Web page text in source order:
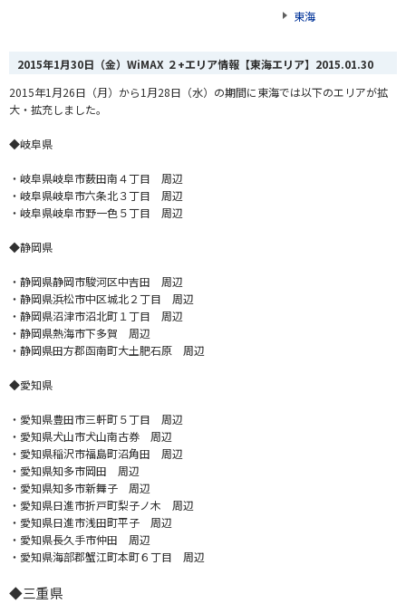
東海
2015年1月30日（金）WiMAX ２+エリア情報【東海エリア】 2015.01.30
2015年1月26日（月）から1月28日（水）の期間に東海では以下のエリアが拡
大・拡充しました。
◆岐阜県
・岐阜県岐阜市薮田南４丁目 周辺
・岐阜県岐阜市六条北３丁目 周辺
・岐阜県岐阜市野一色５丁目 周辺
◆静岡県
・静岡県静岡市駿河区中吉田 周辺
・静岡県浜松市中区城北２丁目 周辺
・静岡県沼津市沼北町１丁目 周辺
・静岡県熱海市下多賀 周辺
・静岡県田方郡函南町大土肥石原 周辺
◆愛知県
・愛知県豊田市三軒町５丁目 周辺
・愛知県犬山市犬山南古券 周辺
・愛知県稲沢市福島町沼角田 周辺
・愛知県知多市岡田 周辺
・愛知県知多市新舞子 周辺
・愛知県日進市折戸町梨子ノ木 周辺
・愛知県日進市浅田町平子 周辺
・愛知県長久手市仲田 周辺
・愛知県海部郡蟹江町本町６丁目 周辺
◆三重県